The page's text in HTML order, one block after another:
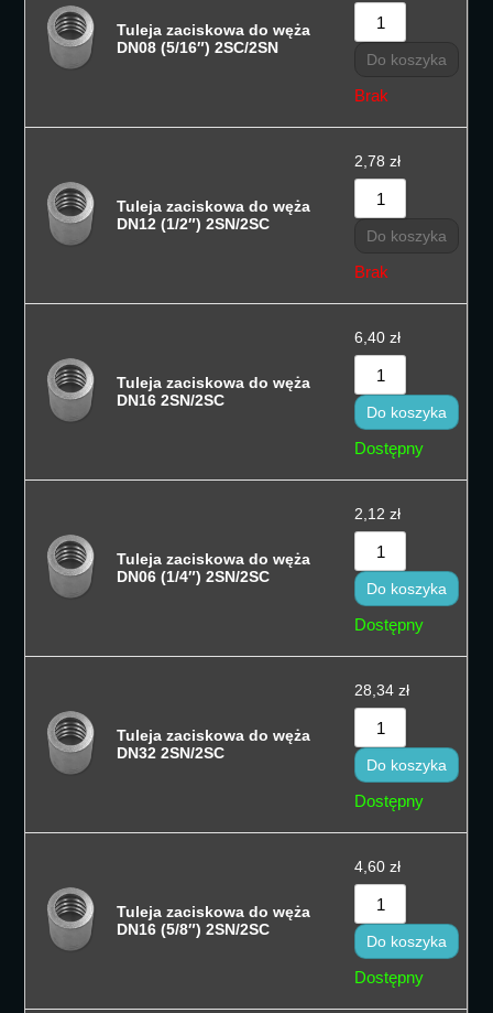
Tuleja zaciskowa do węża
DN08 (5/16″) 2SC/2SN
Do koszyka
Brak
Tuleja zaciskowa do węża
DN12 (1/2″) 2SN/2SC
2,78 zł
Do koszyka
Brak
Tuleja zaciskowa do węża
DN16 2SN/2SC
6,40 zł
Do koszyka
Dostępny
Tuleja zaciskowa do węża
DN06 (1/4″) 2SN/2SC
2,12 zł
Do koszyka
Dostępny
Tuleja zaciskowa do węża
DN32 2SN/2SC
28,34 zł
Do koszyka
Dostępny
Tuleja zaciskowa do węża
DN16 (5/8″) 2SN/2SC
4,60 zł
Do koszyka
Dostępny